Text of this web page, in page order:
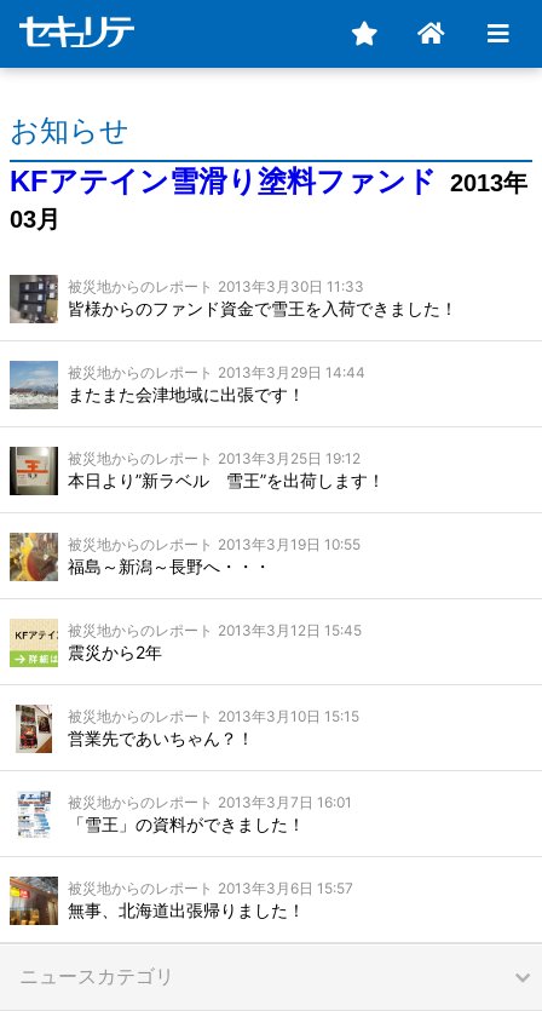
お知らせ
KFアテイン雪滑り塗料ファンド
2013年
03月
被災地からのレポート 2013年3月30日 11:33
皆様からのファンド資金で雪王を入荷できました！
被災地からのレポート 2013年3月29日 14:44
またまた会津地域に出張です！
被災地からのレポート 2013年3月25日 19:12
本日より”新ラベル 雪王”を出荷します！
被災地からのレポート 2013年3月19日 10:55
福島～新潟～長野へ・・・
被災地からのレポート 2013年3月12日 15:45
震災から2年
被災地からのレポート 2013年3月10日 15:15
営業先であいちゃん？！
被災地からのレポート 2013年3月7日 16:01
「雪王」の資料ができました！
被災地からのレポート 2013年3月6日 15:57
無事、北海道出張帰りました！
ニュースカテゴリ